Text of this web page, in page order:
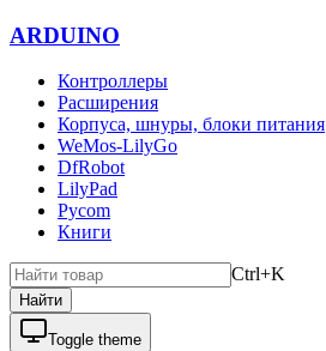
ARDUINO
Контроллеры
Расширения
Корпуса, шнуры, блоки питания
WeMos-LilyGo
DfRobot
LilyPad
Pycom
Книги
Ctrl+K
Найти
Toggle theme